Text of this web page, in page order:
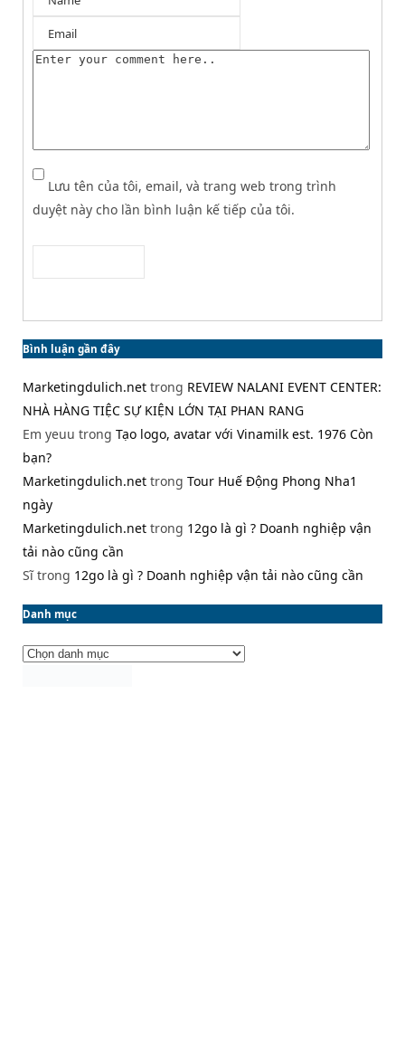
Lưu tên của tôi, email, và trang web trong trình
duyệt này cho lần bình luận kế tiếp của tôi.
Bình luận gần đây
Marketingdulich.net trong REVIEW NALANI EVENT CENTER:
NHÀ HÀNG TIỆC SỰ KIỆN LỚN TẠI PHAN RANG
Em yeuu trong Tạo logo, avatar với Vinamilk est. 1976 Còn
bạn?
Marketingdulich.net trong Tour Huế Động Phong Nha1
ngày
Marketingdulich.net trong 12go là gì ? Doanh nghiệp vận
tải nào cũng cần
Sĩtrong 12go là gì ? Doanh nghiệp vận tải nào cũng cần
Danh mục
Danh